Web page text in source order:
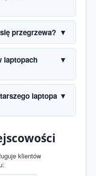
naprawy.
Aspire, Extensa,
i inne serie Acer.
modernizacje
przegrzewa? ▼
układu
temperatur
laptopach
▼
Acer po
na ekranie,
braku obrazu.
laptopa ▼
RAM i
informujemy,
klientów